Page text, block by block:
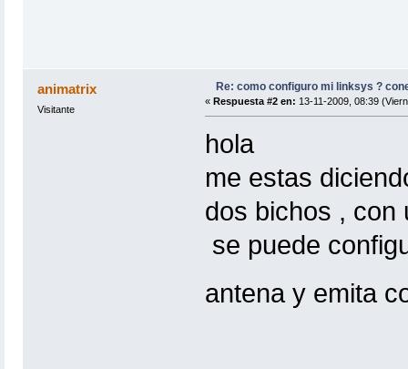
animatrix
Visitante
Re: como configuro mi linksys ?
« Respuesta #2 en: 13-11-2009, 08:39
hola
me estas
dos bichos , con
se puede
antena y emita